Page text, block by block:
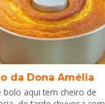
da Dona Amélia
bolo aqui tem cheiro de